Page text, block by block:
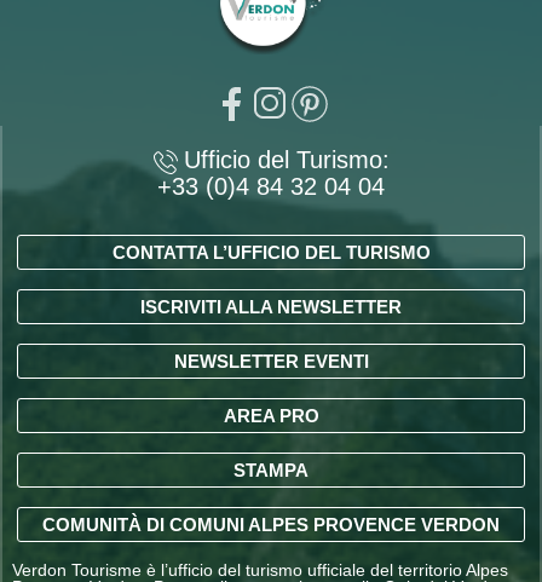
Ufficio del Turismo:
+33 (0)4 84 32 04 04
CONTATTA L’UFFICIO DEL TURISMO
ISCRIVITI ALLA NEWSLETTER
NEWSLETTER EVENTI
AREA PRO
STAMPA
COMUNITÀ DI COMUNI ALPES PROVENCE VERDON
Verdon Tourisme è l’ufficio del turismo ufficiale del territorio Alpes